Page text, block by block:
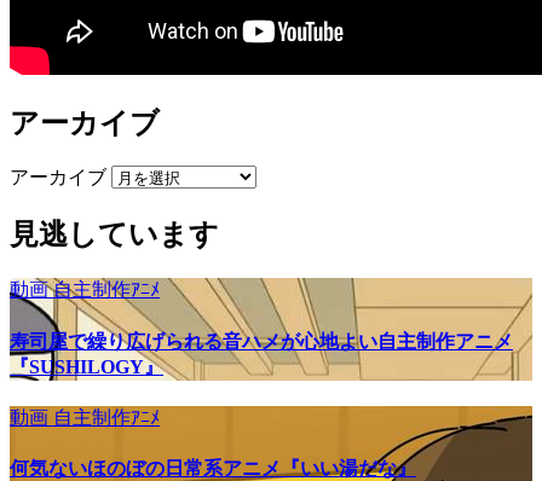
アーカイブ
アーカイブ
見逃しています
動画自主制作ｱﾆﾒ
寿司屋で繰り広げられる音ハメが心地よい自主制作アニメ
『SUSHILOGY』
動画 自主制作ｱﾆﾒ
何気ないほのぼの日常系アニメ『いい湯だな』